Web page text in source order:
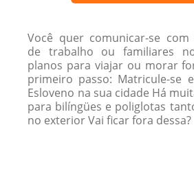
Você quer comunicar-se com
de trabalho ou familiares
planos para viajar ou morar
primeiro passo: Matricule-se
Esloveno na sua cidade Há
para bilíngües e poliglotas
no exterior Vai ficar fora dessa?